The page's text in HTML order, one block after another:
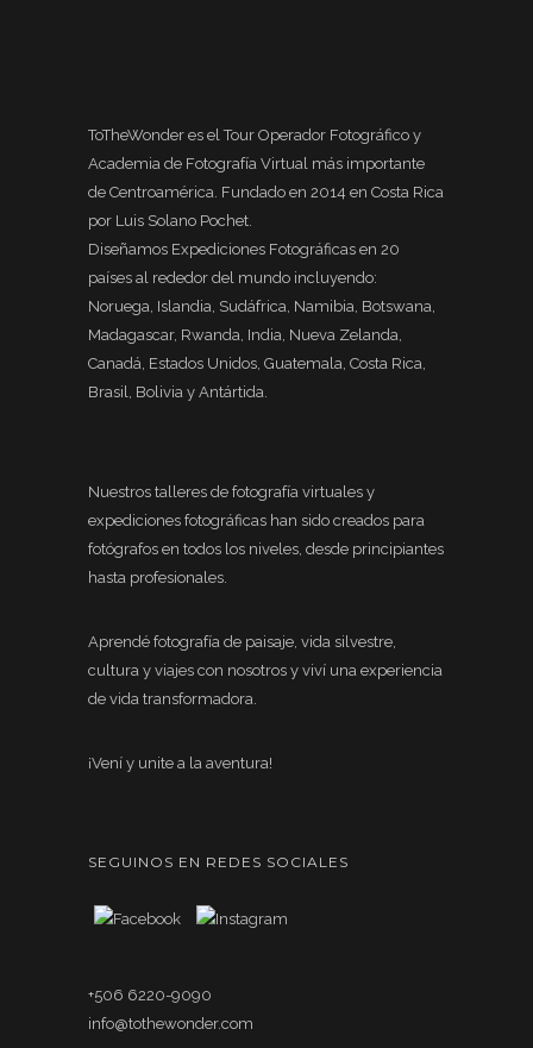
ToTheWonder es el Tour Operador Fotográfico y
Academia de Fotografía Virtual más importante
de Centroamérica. Fundado en 2014 en Costa Rica
por Luis Solano Pochet.
Diseñamos Expediciones Fotográficas en 20
países al rededor del mundo incluyendo:
Noruega, Islandia, Sudáfrica, Namibia, Botswana,
Madagascar, Rwanda, India, Nueva Zelanda,
Canadá, Estados Unidos, Guatemala, Costa Rica,
Brasil, Bolivia y Antártida.
Nuestros talleres de fotografía virtuales y
expediciones fotográficas han sido creados para
fotógrafos en todos los niveles, desde principiantes
hasta profesionales.
Aprendé fotografía de paisaje, vida silvestre,
cultura y viajes con nosotros y viví una experiencia
de vida transformadora.
¡Vení y unite a la aventura!
SEGUINOS EN REDES SOCIALES
+506 6220-9090
info@tothewonder.com